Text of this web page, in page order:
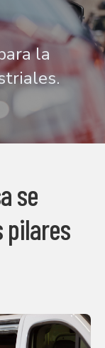
la
se
pilares